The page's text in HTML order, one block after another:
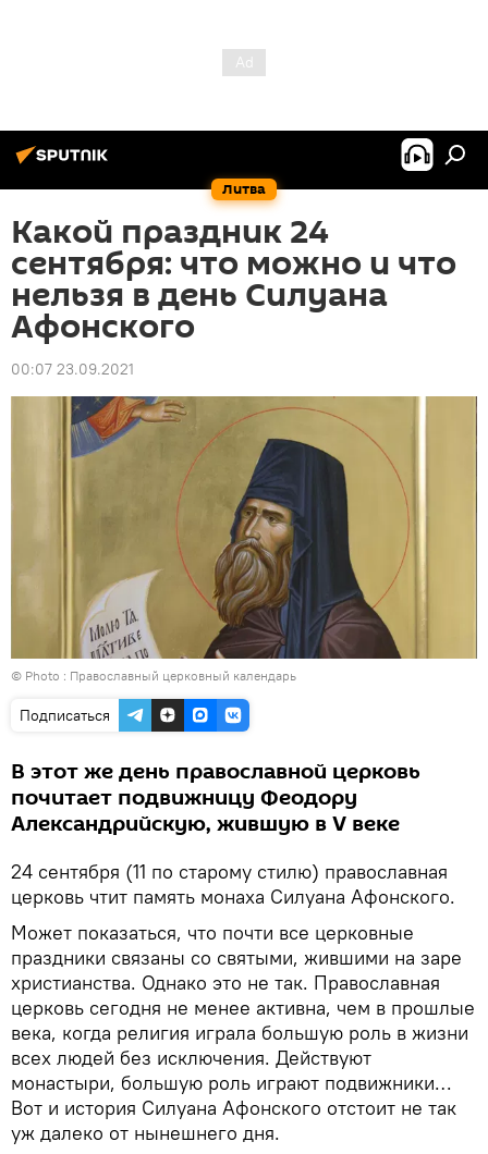
Литва
Какой праздник 24
сентября: что можно и что
нельзя в день Силуана
Афонского
00:07 23.09.2021
© Photo : Православный церковный календарь
Подписаться
В этот же день православной церковь
почитает подвижницу Феодору
Александрийскую, жившую в V веке
24 сентября (11 по старому стилю) православная
церковь чтит память монаха Силуана Афонского.
Может показаться, что почти все церковные
праздники связаны со святыми, жившими на заре
христианства. Однако это не так. Православная
церковь сегодня не менее активна, чем в прошлые
века, когда религия играла большую роль в жизни
всех людей без исключения. Действуют
монастыри, большую роль играют подвижники…
Вот и история Силуана Афонского отстоит не так
уж далеко от нынешнего дня.